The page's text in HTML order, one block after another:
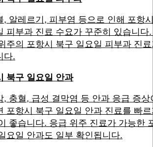
, 알레르기, 피부염 등으로 인해 포항
피부과 진료 수요가 꾸준히 있습니다
주의 포항시 북구 일요일 피부과 진
다.
북구 일요일 안과
, 충혈, 급성 결막염 등 안과 응급 증상
포항시 북구 일요일 안과 진료를 빠
좋습니다. 응급 위주 진료가 가능한
요일 안과도 일부 확인됩니다.